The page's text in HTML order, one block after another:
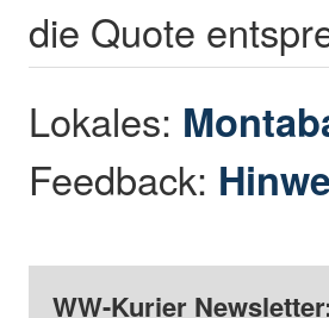
die Quote
Lokales:
Feedback:
WW-Kurier